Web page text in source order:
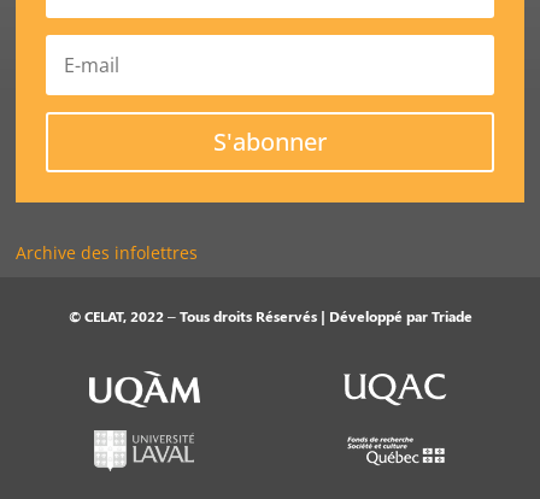
S'abonner
Archive des infolettres
© CELAT, 2022 – Tous droits Réservés | Développé parTriade